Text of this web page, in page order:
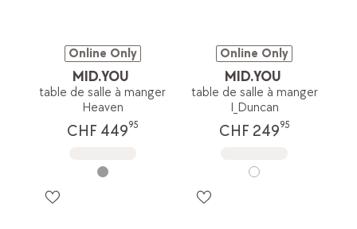
Online Only
MID.YOU
table de salle à manger
Heaven
CHF 44995
Online Only
MID.YOU
table de salle à manger
I_Duncan
CHF 24995